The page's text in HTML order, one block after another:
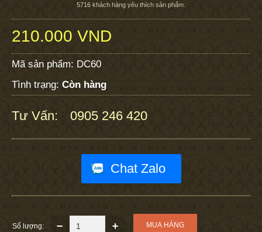
5716 khách hàng yêu thích sản phẩm.
210.000 VND
Mã sản phẩm: DC60
Tình trạng: Còn hàng
Tư Vấn: 0905 246 420
Chat Zalo
Số lượng: